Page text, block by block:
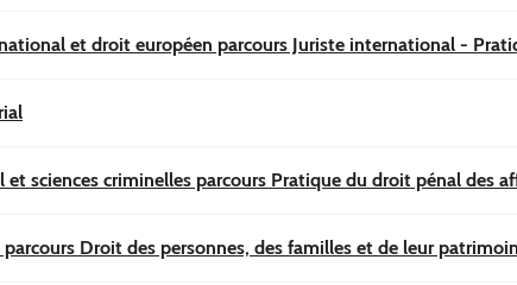
et droit européen parcours Juriste international -
sciences criminelles parcours Pratique du droit pénal des
Droit des personnes, des familles et de leur